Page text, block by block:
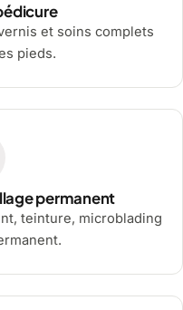
et soins complets
pieds.
permanent
teinture, microblading